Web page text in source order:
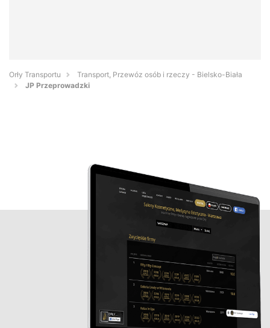
Orły Transportu
Transport, Przewóz osób i rzeczy - Bielsko-Biała
JP Przeprowadzki